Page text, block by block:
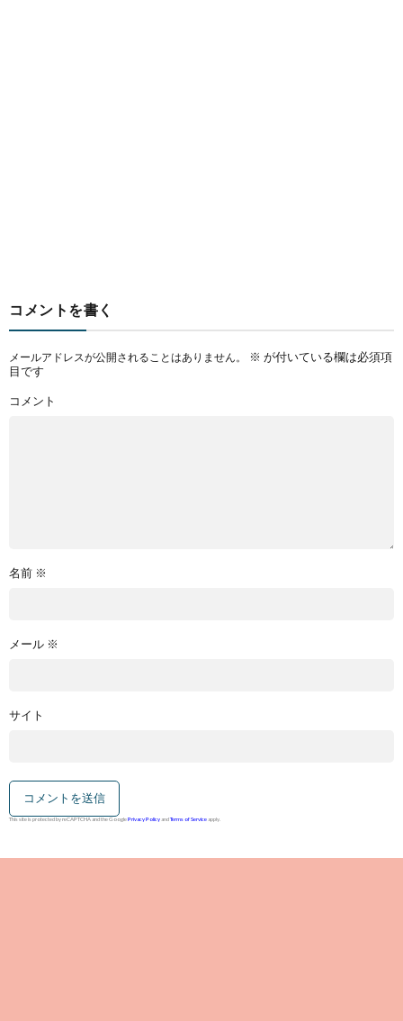
コメントを書く
メールアドレスが公開されることはありません。 ※ が付いている欄は必須項
目です
コメント
名前 ※
メール ※
サイト
This site is protected by reCAPTCHA and the GooglePrivacy Policy andTerms of Service apply.